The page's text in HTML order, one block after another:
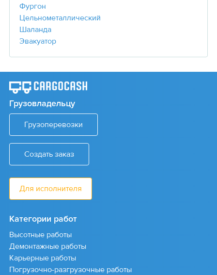
Фургон
Цельнометаллический
Шаланда
Эвакуатор
Грузовладельцу
Грузоперевозки
Создать заказ
Для исполнителя
Категории работ
Высотные работы
Демонтажные работы
Карьерные работы
Погрузочно-разгрузочные работы